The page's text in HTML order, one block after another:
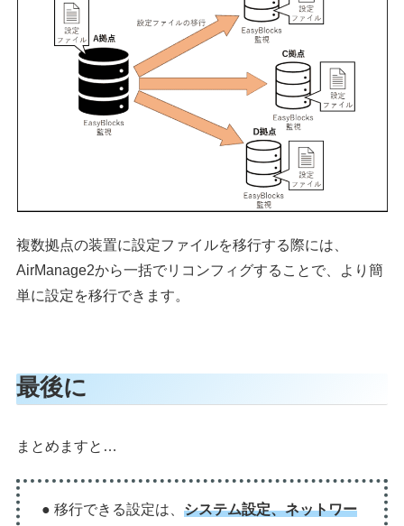
複数拠点の装置に設定ファイルを移行する際には、
AirManage2から一括でリコンフィグすることで、より簡
単に設定を移行できます。
最後に
まとめますと…
●移行できる設定は、システム設定、ネットワー